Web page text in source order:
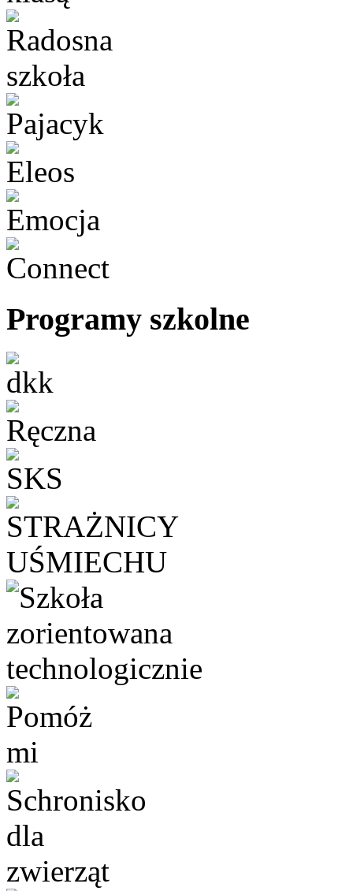
Programy szkolne